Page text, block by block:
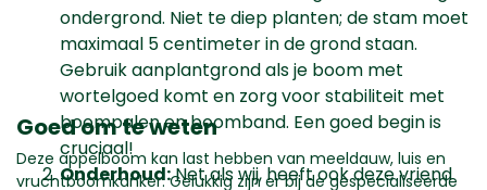
ondergrond. Niet te diep planten; de stam moet
maximaal 5 centimeter in de grond staan.
Gebruik aanplantgrond als je boom met
wortelgoed komt en zorg voor stabiliteit met
boompalen en boomband. Een goed begin is
cruciaal!
Onderhoud:Net als wij, heeft ook deze vriend
Goed om te weten
Deze appelboom kan last hebben van meeldauw, luis en
vruchtboomkanker. Gelukkig zijn er bij de gespecialiseerde